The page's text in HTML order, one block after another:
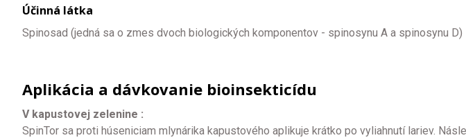
Účinná látka
Spinosad (jedná sa o zmes dvoch biologických komponentov - spinosynu A a spinosynu D)
Aplikácia a dávkovanie bioinsekticídu
V kapustovej zelenine :
SpinTor sa proti húseniciam mlynárika kapustového aplikuje krátko po vyliahnutí lariev.